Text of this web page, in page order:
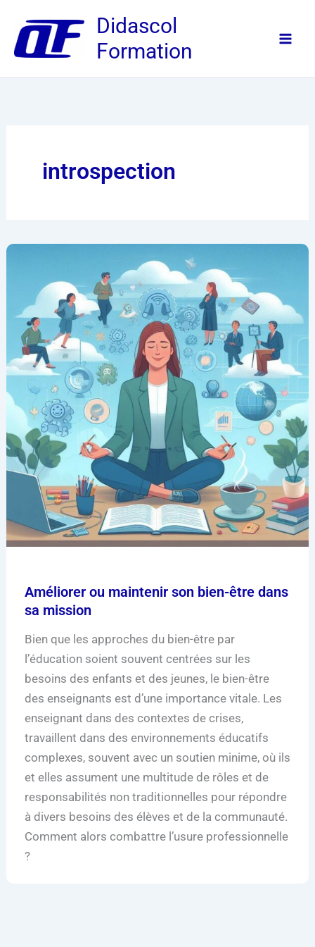
contenu
Didascol
Formation
introspection
Améliorer ou maintenir son bien-être dans
sa mission
Bien que les approches du bien-être par
l’éducation soient souvent centrées sur les
besoins des enfants et des jeunes, le bien-être
des enseignants est d’une importance vitale. Les
enseignant dans des contextes de crises,
travaillent dans des environnements éducatifs
complexes, souvent avec un soutien minime, où ils
et elles assument une multitude de rôles et de
responsabilités non traditionnelles pour répondre
à divers besoins des élèves et de la communauté.
Comment alors combattre l’usure professionnelle
?